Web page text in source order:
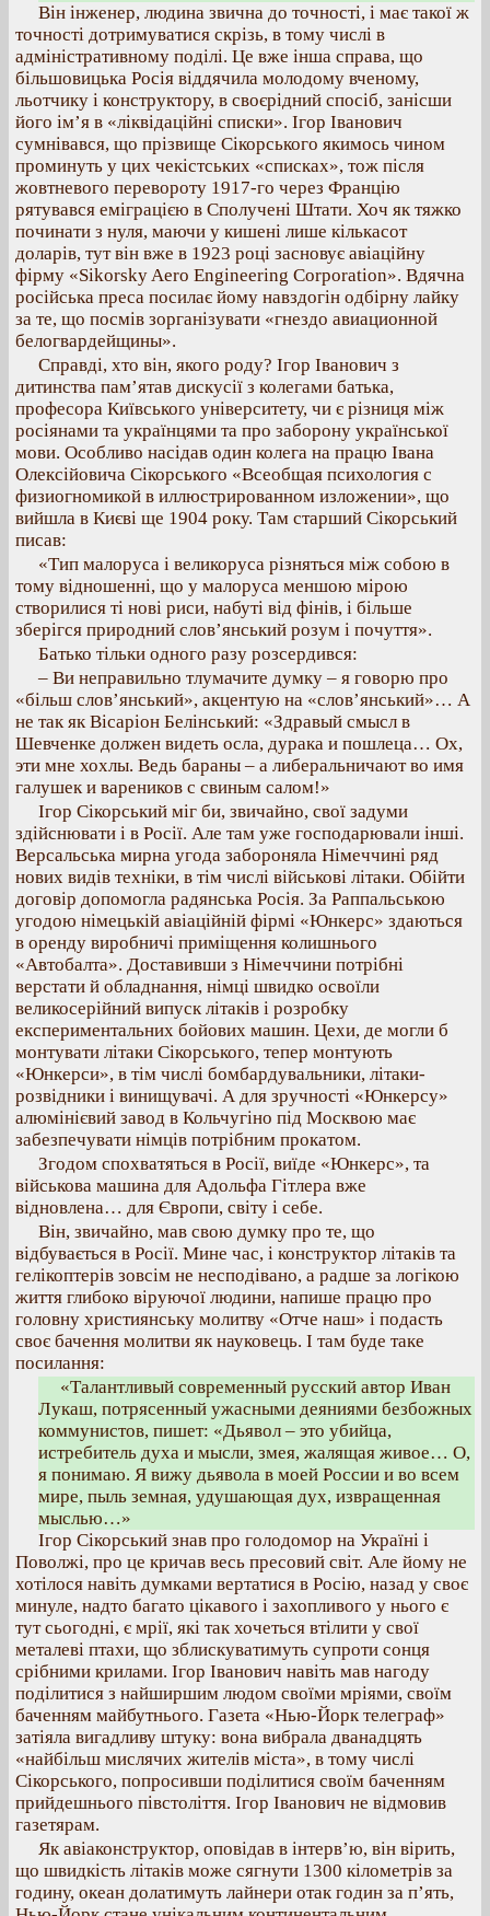
Він інженер, людина звична до точності, і має такої ж
точності дотримуватися скрізь, в тому числі в
адміністративному поділі. Це вже інша справа, що
більшовицька Росія віддячила молодому вченому,
льотчику і конструктору, в своєрідний спосіб, занісши
його ім’я в «ліквідаційні списки». Ігор Іванович
сумнівався, що прізвище Сікорського якимось чином
проминуть у цих чекістських «списках», тож після
жовтневого перевороту 1917-го через Францію
рятувався еміграцією в Сполучені Штати. Хоч як тяжко
починати з нуля, маючи у кишені лише кількасот
доларів, тут він вже в 1923 році засновує авіаційну
фірму «Sikorsky Aero Engineering Corporation». Вдячна
російська преса посилає йому навздогін одбірну лайку
за те, що посмів зорганізувати «гнездо авиационной
белогвардейщины».
Справді, хто він, якого роду? Ігор Іванович з
дитинства пам’ятав дискусії з колегами батька,
професора Київського університету, чи є різниця між
росіянами та українцями та про заборону української
мови. Особливо насідав один колега на працю Івана
Олексійовича Сікорського «Всеобщая психология с
физиогномикой в иллюстрированном изложении», що
вийшла в Києві ще 1904 року. Там старший Сікорський
писав:
«Тип малоруса і великоруса різняться між собою в
тому відношенні, що у малоруса меншою мірою
створилися ті нові риси, набуті від фінів, і більше
зберігся природний слов’янський розум і почуття».
Батько тільки одного разу розсердився:
– Ви неправильно тлумачите думку – я говорю про
«більш слов’янський», акцентую на «слов’янський»… А
не так як Вісаріон Белінський: «Здравый смысл в
Шевченке должен видеть осла, дурака и пошлеца… Ох,
эти мне хохлы. Ведь бараны – а либеральничают во имя
галушек и вареников с свиным салом!»
Ігор Сікорський міг би, звичайно, свої задуми
здійснювати і в Росії. Але там уже господарювали інші.
Версальська мирна угода забороняла Німеччині ряд
нових видів техніки, в тім числі військові літаки. Обійти
договір допомогла радянська Росія. За Раппальською
угодою німецькій авіаційній фірмі «Юнкерс» здаються
в оренду виробничі приміщення колишнього
«Автобалта». Доставивши з Німеччини потрібні
верстати й обладнання, німці швидко освоїли
великосерійний випуск літаків і розробку
експериментальних бойових машин. Цехи, де могли б
монтувати літаки Сікорського, тепер монтують
«Юнкерси», в тім числі бомбардувальники, літаки-
розвідники і винищувачі. А для зручності «Юнкерсу»
алюмінієвий завод в Кольчугіно під Москвою має
забезпечувати німців потрібним прокатом.
Згодом спохватяться в Росії, виїде «Юнкерс», та
військова машина для Адольфа Гітлера вже
відновлена… для Європи, світу і себе.
Він, звичайно, мав свою думку про те, що
відбувається в Росії. Мине час, і конструктор літаків та
гелікоптерів зовсім не несподівано, а радше за логікою
життя глибоко віруючої людини, напише працю про
головну християнську молитву «Отче наш» і подасть
своє бачення молитви як науковець. І там буде таке
посилання:
«Талантливый современный русский автор Иван
Лукаш, потрясенный ужасными деяниями безбожных
коммунистов, пишет: «Дьявол – это убийца,
истребитель духа и мысли, змея, жалящая живое… О,
я понимаю. Я вижу дьявола в моей России и во всем
мире, пыль земная, удушающая дух, извращенная
мыслью…»
Ігор Сікорський знав про голодомор на Україні і
Поволжі, про це кричав весь пресовий світ. Але йому не
хотілося навіть думками вертатися в Росію, назад у своє
минуле, надто багато цікавого і захопливого у нього є
тут сьогодні, є мрії, які так хочеться втілити у свої
металеві птахи, що зблискуватимуть супроти сонця
срібними крилами. Ігор Іванович навіть мав нагоду
поділитися з найширшим людом своїми мріями, своїм
баченням майбутнього. Газета «Нью-Йорк телеграф»
затіяла вигадливу штуку: вона вибрала дванадцять
«найбільш мислячих жителів міста», в тому числі
Сікорського, попросивши поділитися своїм баченням
прийдешнього півстоліття. Ігор Іванович не відмовив
газетярам.
Як авіаконструктор, оповідав в інтерв’ю, він вірить,
що швидкість літаків може сягнути 1300 кілометрів за
годину, океан долатимуть лайнери отак годин за п’ять,